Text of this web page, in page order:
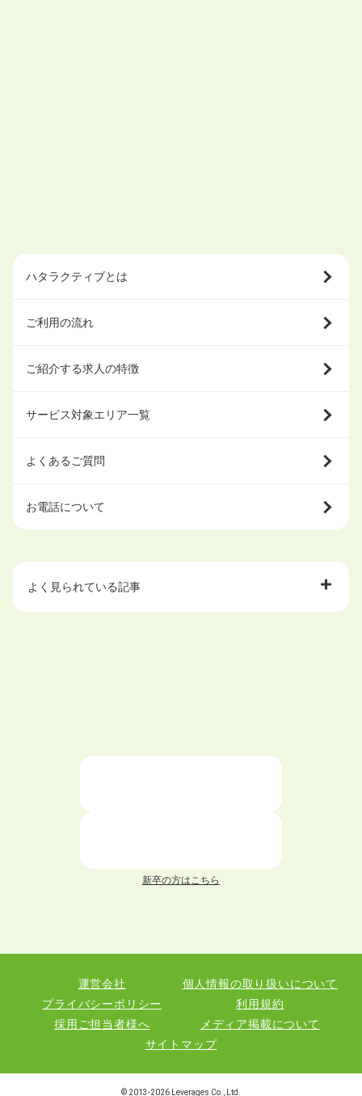
ハタラクティブとは
ご利用の流れ
ご紹介する求人の特徴
サービス対象エリア一覧
よくあるご質問
お電話について
よく見られている記事
仕事が続かない人の特徴と対処法を解説！
面接 記事一覧
職務経歴書 記事一覧
退職 記事一覧
新卒の方はこちら
運営会社
個人情報の取り扱いについて
プライバシーポリシー
利用規約
採用ご担当者様へ
メディア掲載について
サイトマップ
© 2013-2026 Leverages Co., Ltd.